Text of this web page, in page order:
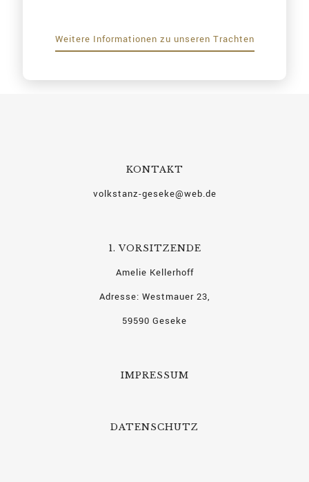
Weitere Informationen zu unseren Trachten
KONTAKT
volkstanz-geseke@web.de
1. VORSITZENDE
Amelie Kellerhoff
Adresse: Westmauer 23,
59590 Geseke
IMPRESSUM
DATENSCHUTZ